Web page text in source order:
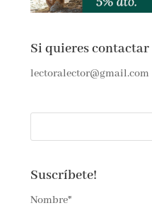
Si quieres
lectoralector@gmail.com
Suscríbete!
Nombre*